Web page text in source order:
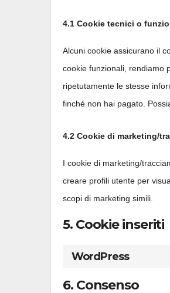
4.1 Cookie tecnici o
Alcuni cookie assicurano il
cookie funzionali, rendiamo
ripetutamente le stesse
finché non hai pagato.
4.2 Cookie di marketing/
I cookie di marketing/
creare profili utente per
scopi di marketing simili.
5. Cookie inseriti
WordPress
6. Consenso